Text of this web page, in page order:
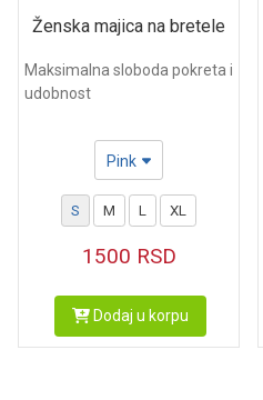
Ženska majica na bretele
Maksimalna sloboda pokreta i
udobnost
Pink
S M L XL
1500 RSD
Dodaj u korpu